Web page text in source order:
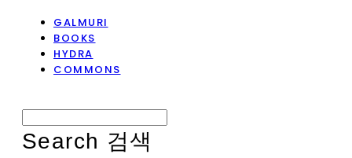
GALMURI
BOOKS
HYDRA
COMMONS
Search 검색